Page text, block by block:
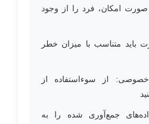
امکان، فرد را از وجود
باید متناسب با میزان خطر
از سوءاستفاده از
جمع‌آوری شده را به